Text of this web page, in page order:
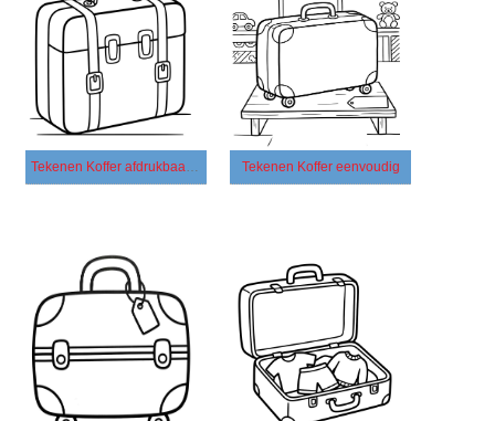
Tekenen Koffer afdrukbaar basis Tekenen Koffer eenvoudig